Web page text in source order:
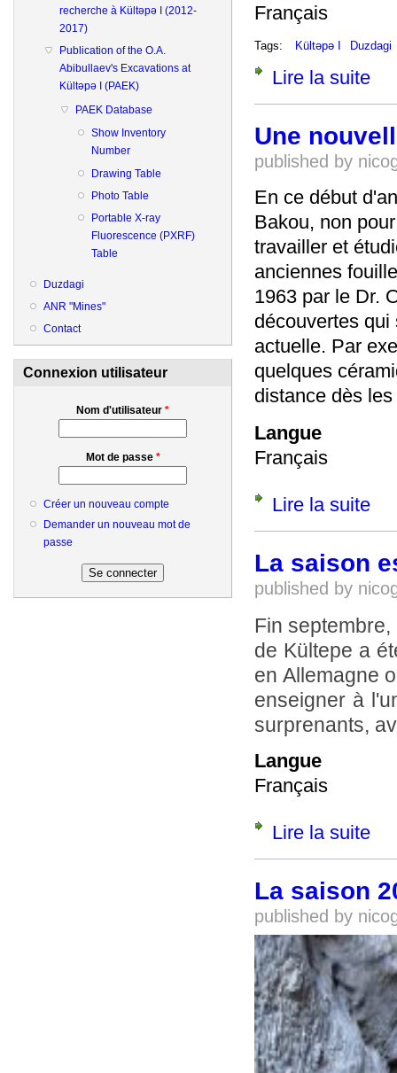
recherche à Kültəpə I (2012-
2017)
Publication of the O.A.
Abibullaev's Excavations at
Kültəpə I (PAEK)
PAEK Database
Show Inventory
Number
Drawing Table
Photo Table
Portable X-ray
Fluorescence (PXRF)
Table
Duzdagi
ANR "Mines"
Contact
Connexion utilisateur
Nom d'utilisateur *
Mot de passe *
Créer un nouveau compte
Demander un nouveau mot de
passe
Français
Tags: Kültəpə I Duzdagi
Lire la suite
Une
published by
En ce début
Bakou, non
travailler et
anciennes
1963 par le Dr.
découvertes
actuelle. Par
quelques
distance dès
Langue
Français
Lire la suite
La saison
published by
Fin
de Kültepe a
en Allemagne
enseigner à
surprenants,
Langue
Français
Lire la suite
La saison
published by